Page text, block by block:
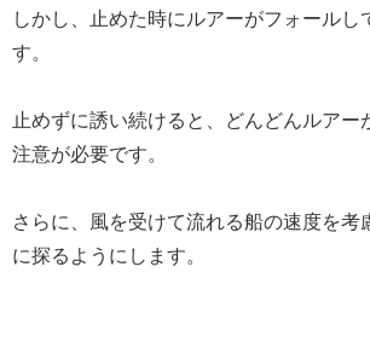
しかし、止めた時にルアーがフォールし
す。
止めずに誘い続けると、どんどんルアー
注意が必要です。
さらに、風を受けて流れる船の速度を考
に探るようにします。